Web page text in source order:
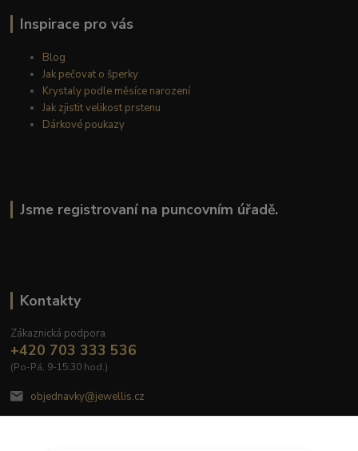
Inspirace pro vás
Blog
Jak pečovat o šperky
Krystaly podle měsíce narození
Jak zjistit velikost prstenu
Dárkové poukazy
Jsme registrovaní na puncovním úřadě.
Kontakty
Zákaznická podpora
+420 703 333 536
(Po-Pá, 9-15:30 hod.)
objednavky@jewellis.cz